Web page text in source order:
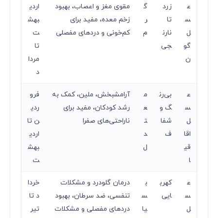
ع
س
ل
گو
ن
زرد
تا
نارن
جی
گ
ر
م
مقوی مغز و اعصاب، بهبود
زخم معده، مفید برای
کم‌خونی و دردهای مفصلی
اردی
بهش
ت
تا
مردا
د
ع
س
ل
اقا
قی
ا
بی‌رن
گ و
شفا
ف
م
ع
ت
د
ل
آرامشبخش، ملین، کمک به
رشد کودکان، مفید برای
ناراحتی‌های صفرا
فرو
ردی
ن تا
اردی
بهش
ت
ع
س
ل
کهرب
ایی
ب
س
یا
درمان گلودرد و مشکلات
تنفسی، ضد سرطان، بهبود
دردهای مفصلی و مشکلات
خردا
د تا
تیر